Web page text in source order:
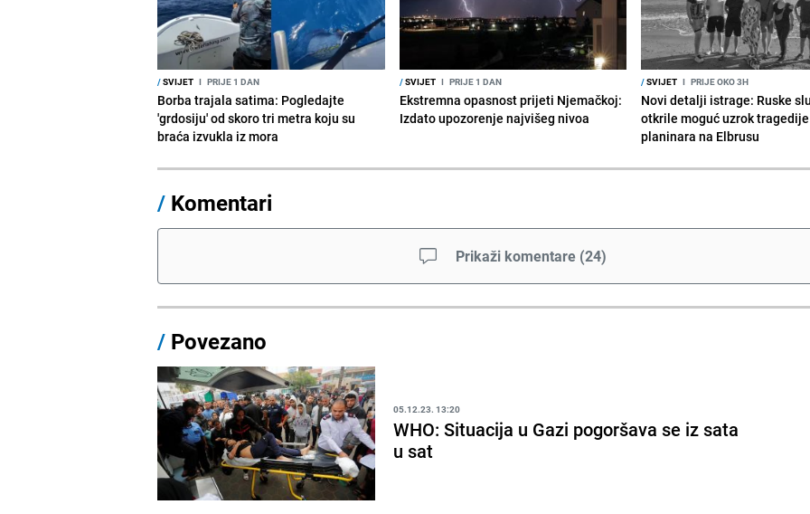
/SVIJET I PRIJE 1 DAN
Borba trajala satima: Pogledajte
'grdosiju' od skoro tri metra koju su
braća izvukla iz mora
/SVIJET I PRIJE 1 DAN
Ekstremna opasnost prijeti Njemačkoj:
Izdato upozorenje najvišeg nivoa
/SVIJET I PRIJE OKO 3H
Novi detalji istrage: Ruske
otkrile moguć uzrok
planinara na Elbrusu
/ Komentari
Prikaži komentare (24)
/ Povezano
05.12.23. 13:20
WHO: Situacija u Gazi pogoršava se iz sata
u sat